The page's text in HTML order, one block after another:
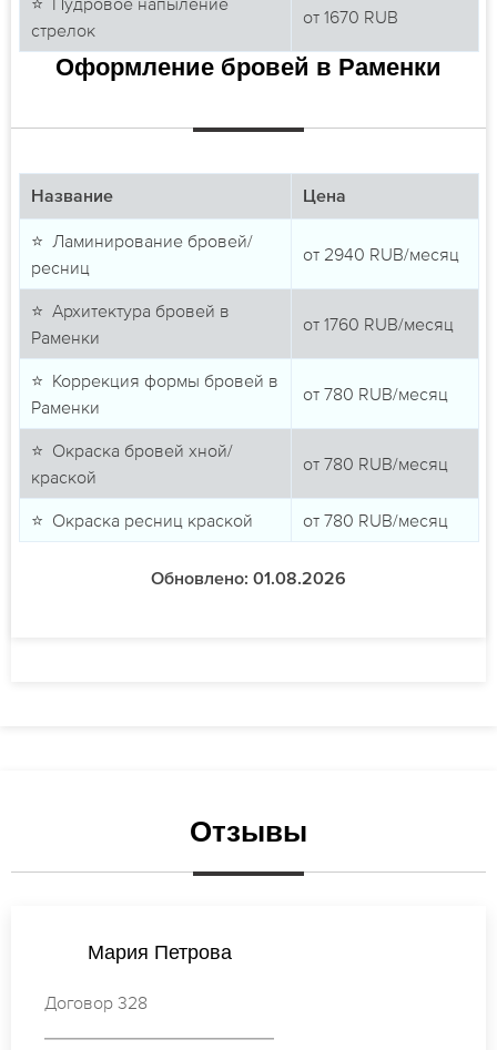
стрелок
от 1670 RUB
Оформление бровей в Раменки
Название Цена
⭐ Ламинирование бровей/
ресниц
от 2940 RUB/месяц
⭐ Архитектура бровей в
Раменки
от 1760 RUB/месяц
⭐ Коррекция формы бровей в
Раменки
от 780 RUB/месяц
⭐ Окраска бровей хной/
краской
от 780 RUB/месяц
⭐ Окраска ресниц краской от 780 RUB/месяц
Обновлено: 01.08.2026
Отзывы
Виктория Иванова
Договор 025